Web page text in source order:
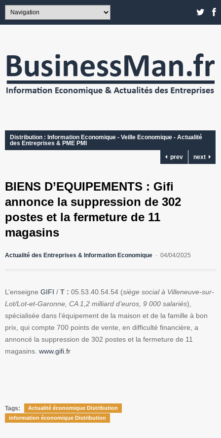
Distribution : Information Economique - Veille Economique - Actualité
des Entreprises & PME PMI
prev
next
BIENS D’EQUIPEMENTS : Gifi
annonce la suppression de 302
postes et la fermeture de 11
magasins
Actualité des Entreprises & Information Economique 04/04/2025
L’enseigne GIFI / T : 05.53.40.54.54 (siège social à Villeneuve-sur-
Lot/Lot-et-Garonne, CA 1,2 milliard d’euros, 9 000 salariés),
spécialisée dans l’équipement de la maison et de la famille à bon
prix, qui compte 700 points de vente, en difficulté financière, a
annoncé la suppression de 302 postes et la fermeture de 11
magasins. www.gifi.fr
Tags:
Actualité économique Distribution
information économique Distribution